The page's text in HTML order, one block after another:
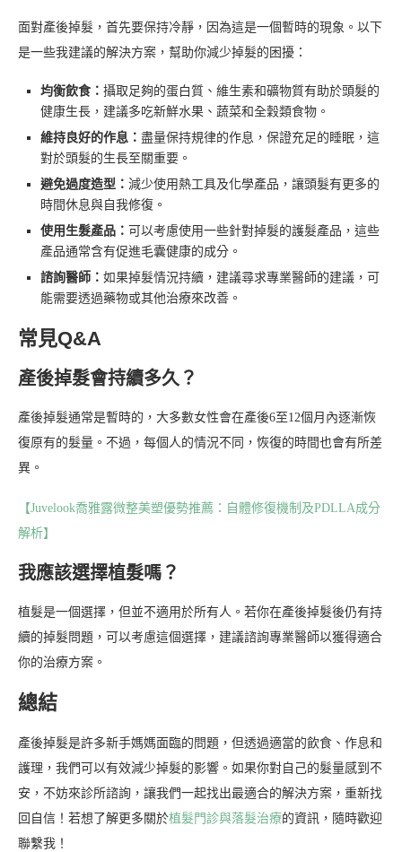
面對產後掉髮，首先要保持冷靜，因為這是一個暫時的現象。以下
是一些我建議的解決方案，幫助你減少掉髮的困擾：
均衡飲食： 攝取足夠的蛋白質、維生素和礦物質有助於頭髮的
健康生長，建議多吃新鮮水果、蔬菜和全穀類食物。
維持良好的作息： 盡量保持規律的作息，保證充足的睡眠，這
對於頭髮的生長至關重要。
避免過度造型： 減少使用熱工具及化學產品，讓頭髮有更多的
時間休息與自我修復。
使用生髮產品： 可以考慮使用一些針對掉髮的護髮產品，這些
產品通常含有促進毛囊健康的成分。
諮詢醫師： 如果掉髮情況持續，建議尋求專業醫師的建議，可
能需要透過藥物或其他治療來改善。
常見Q&A
產後掉髮會持續多久？
產後掉髮通常是暫時的，大多數女性會在產後6至12個月內逐漸恢
復原有的髮量。不過，每個人的情況不同，恢復的時間也會有所差
異。
【Juvelook喬雅露微整美塑優勢推薦：自體修復機制及PDLLA成分
解析】
我應該選擇植髮嗎？
植髮是一個選擇，但並不適用於所有人。若你在產後掉髮後仍有持
續的掉髮問題，可以考慮這個選擇，建議諮詢專業醫師以獲得適合
你的治療方案。
總結
產後掉髮是許多新手媽媽面臨的問題，但透過適當的飲食、作息和
護理，我們可以有效減少掉髮的影響。如果你對自己的髮量感到不
安，不妨來診所諮詢，讓我們一起找出最適合的解決方案，重新找
回自信！若想了解更多關於植髮門診與落髮治療的資訊，隨時歡迎
聯繫我！